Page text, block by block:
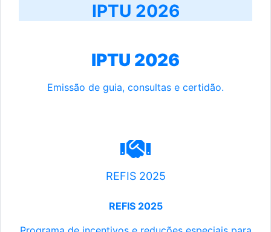
IPTU 2026
IPTU 2026
Emissão de guia, consultas e certidão.
REFIS 2025
REFIS 2025